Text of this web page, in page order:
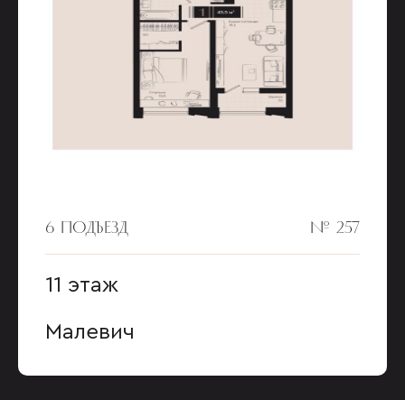
6 ПОДЪЕЗД № 257
11 этаж
Малевич